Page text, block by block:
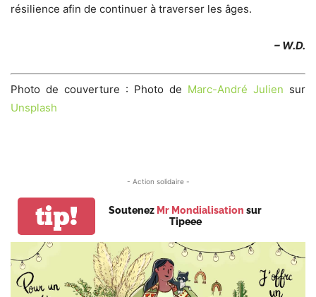
résilience afin de continuer à traverser les âges.
– W.D.
Photo de couverture : Photo de Marc-André Julien sur
Unsplash
- Action solidaire -
tip! Soutenez Mr Mondialisation sur
Tipeee